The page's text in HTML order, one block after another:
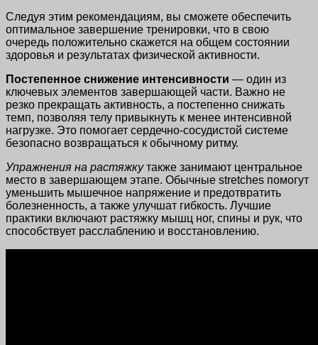
Следуя этим рекомендациям, вы сможете обеспечить
оптимальное завершение тренировки, что в свою
очередь положительно скажется на общем состоянии
здоровья и результатах физической активности.
Постепенное снижение интенсивности — один из
ключевых элементов завершающей части. Важно не
резко прекращать активность, а постепенно снижать
темп, позволяя телу привыкнуть к менее интенсивной
нагрузке. Это помогает сердечно-сосудистой системе
безопасно возвращаться к обычному ритму.
Упражнения на растяжкутакже занимают центральное
место в завершающем этапе. Обычные stretches помогут
уменьшить мышечное напряжение и предотвратить
болезненность, а также улучшат гибкость. Лучшие
практики включают растяжку мышц ног, спины и рук, что
способствует расслаблению и восстановлению.